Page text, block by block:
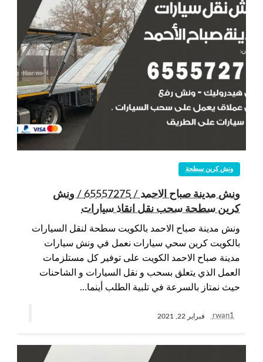
ونش كرين سطحة
ونش مدينة صباح الاحمد / 65557275 / ونش
كرين سطحة سحب نقل انقاذ سيارات
ونش مدينة صباح الاحمد بالكويت سطحة لنقل السيارات
بالكويت كرين سحي سيارات نعمل في ونش سيارات
مدينة صباح الاحمد الكويت على توفير كل مستلزمات
العمل الذي يتعلق بسحب و نقل السيارات و الشاحنات
حيث نمتاز بالسرعة في تلبية الطلب أينما…
rwan1 فبراير 22, 2021